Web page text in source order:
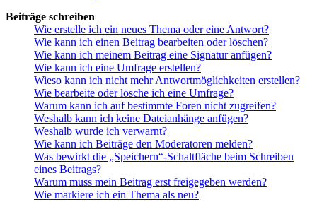
Beiträge schreiben
Wie erstelle ich ein neues Thema oder eine Antwort?
Wie kann ich einen Beitrag bearbeiten oder löschen?
Wie kann ich meinem Beitrag eine Signatur anfügen?
Wie kann ich eine Umfrage erstellen?
Wieso kann ich nicht mehr Antwortmöglichkeiten erstellen?
Wie bearbeite oder lösche ich eine Umfrage?
Warum kann ich auf bestimmte Foren nicht zugreifen?
Weshalb kann ich keine Dateianhänge anfügen?
Weshalb wurde ich verwarnt?
Wie kann ich Beiträge den Moderatoren melden?
Was bewirkt die „Speichern“-Schaltfläche beim Schreiben
eines Beitrags?
Warum muss mein Beitrag erst freigegeben werden?
Wie markiere ich ein Thema als neu?